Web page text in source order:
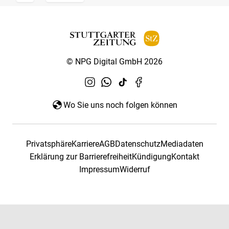
© NPG Digital GmbH 2026
Wo Sie uns noch folgen können
PrivatsphäreKarriereAGBDatenschutzMediadaten
Erklärung zur BarrierefreiheitKündigungKontakt
ImpressumWiderruf